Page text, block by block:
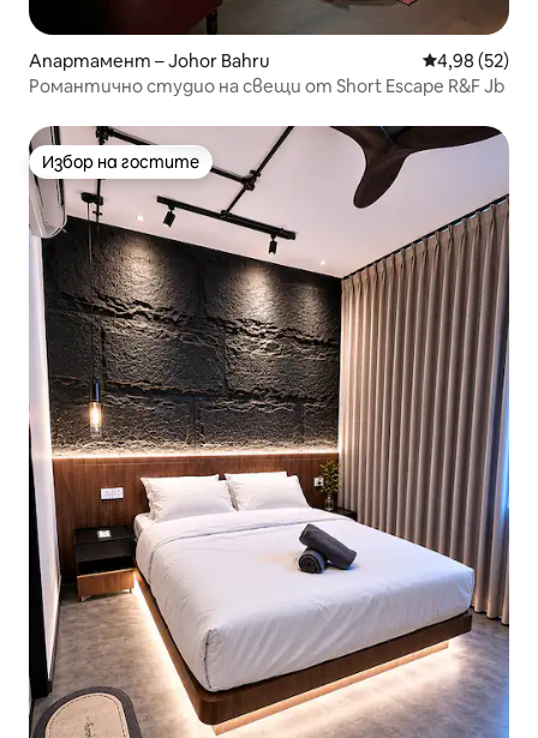
Апартамент – Johor Bahru Средна
4,98 (52)
Романтично студио на свещи от Short Escape R&F Jb
Избор на гостите
Избор на гостите